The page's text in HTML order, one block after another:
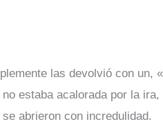
las devolvió con un,
estaba acalorada por la
abrieron con incredulidad.